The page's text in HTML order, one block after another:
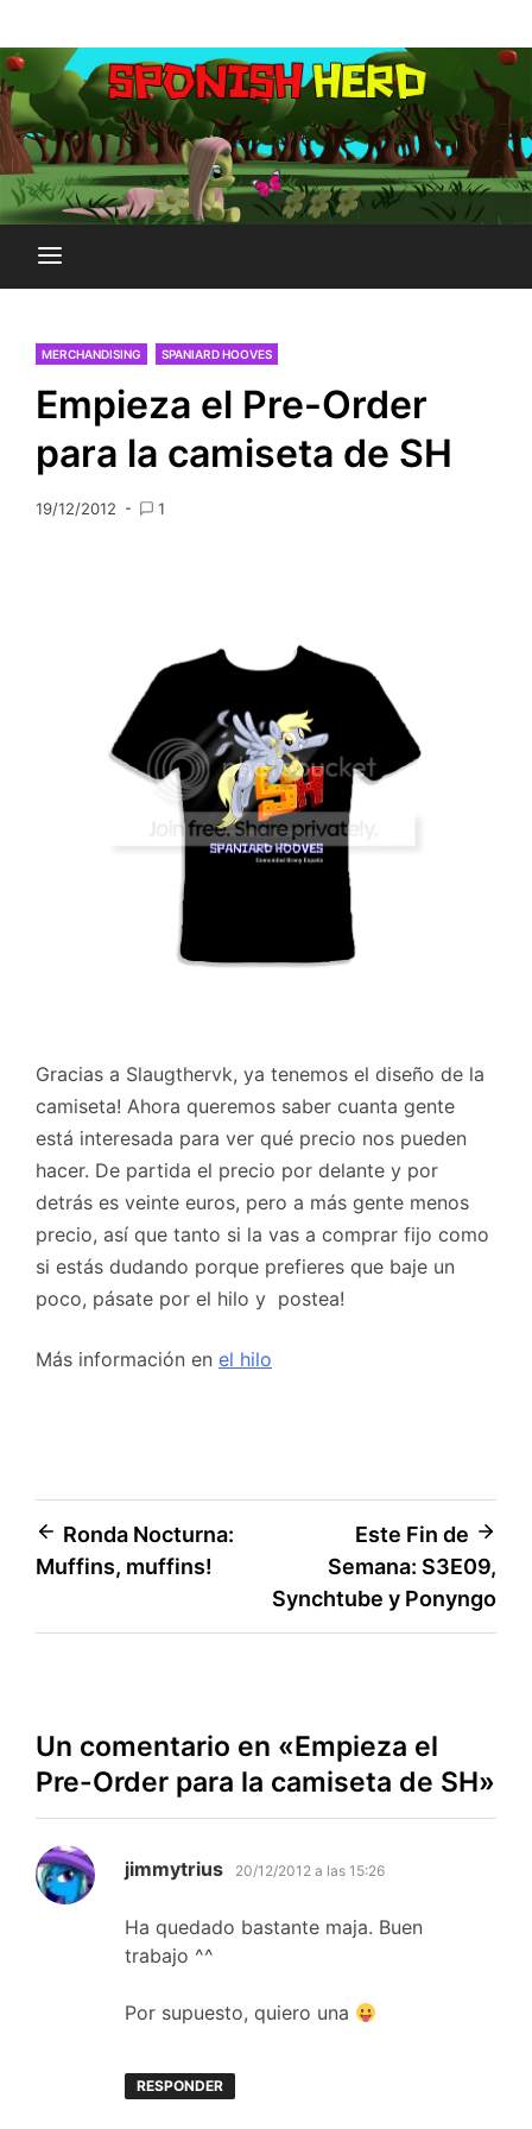
al
contenido
SPONISH HERD
MERCHANDISING SPANIARD HOOVES
Empieza el Pre-Order
para la camiseta de SH
19/12/2012 1
Gracias a Slaugthervk, ya tenemos el diseño de la
camiseta! Ahora queremos saber cuanta gente
está interesada para ver qué precio nos pueden
hacer. De partida el precio por delante y por
detrás es veinte euros, pero a más gente menos
precio, así que tanto si la vas a comprar fijo como
si estás dudando porque prefieres que baje un
poco, pásate por el hilo y postea!
Más información en el hilo
Navegación
de
entradas
Ronda Nocturna:
Muffins, muffins!
Este Fin de
Semana: S3E09,
Synchtube y Ponyngo
Un comentario en «Empieza el
Pre-Order para la camiseta de SH»
jimmytrius dice:
20/12/2012 a las 15:26
Ha quedado bastante maja. Buen
trabajo ^^
Por supuesto, quiero una
RESPONDER